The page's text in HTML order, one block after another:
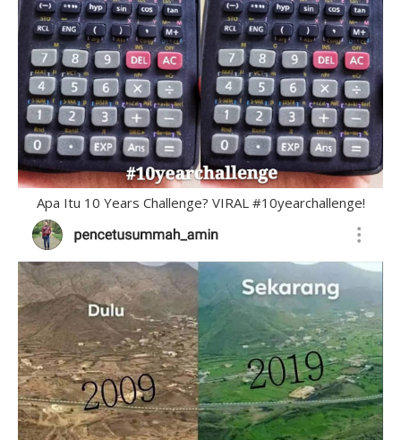
Apa Itu 10 Years Challenge? VIRAL #10yearchallenge!